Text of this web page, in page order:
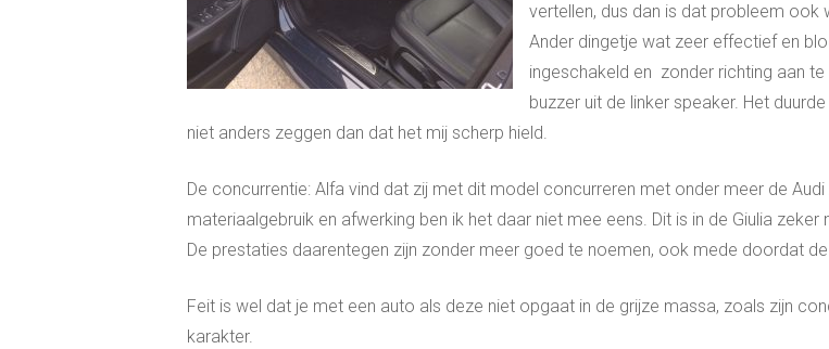
vertellen, dus dan is dat probleem ook
Ander dingetje wat zeer effectief en
ingeschakeld en zonder richting aan
buzzer uit de linker speaker. Het
niet anders zeggen dan dat het mij scherp hield.
De concurrentie: Alfa vind dat zij met dit model concurreren met onder meer de
materiaalgebruik en afwerking ben ik het daar niet mee eens. Dit is in de Giulia
De prestaties daarentegen zijn zonder meer goed te noemen, ook mede doordat
Feit is wel dat je met een auto als deze niet opgaat in de grijze massa, zoals zijn
karakter.